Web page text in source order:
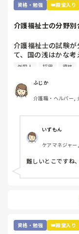
資格・勉強 👑殿堂入り
介護福祉士の分野
介護福祉士の試験
て、国の浅はかな考
利用は、外国人の
根本的に介護へ転
のに、高齢者は増加
年々、介護福祉士
介護福祉士を軽ん
別合格についてどう
外国人 採用 資格
ふじか
介護職・ヘルパー,
いずもん
ケアマネジャ
難しいとこですね
資格・勉強 👑殿堂入り